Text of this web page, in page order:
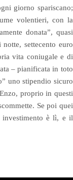
giorno spariscano;
volentieri, con la
donata”, quasi
settecento euro
vita coniugale e di
– pianificata in toto
uno stipendio sicuro
proprio in questi
Se poi quei
investimento è lì, e il